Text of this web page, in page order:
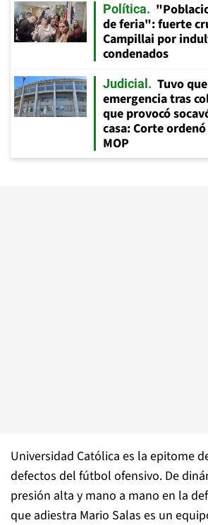
Política
de feria": fuerte
Campillai por
condenados
Judicial
Tuvo
emergencia tras
que provocó
casa: Corte
MOP
Universidad Católica es la epitome
defectos del fútbol ofensivo. De
presión alta y mano a mano en la
que adiestra Mario Salas es un